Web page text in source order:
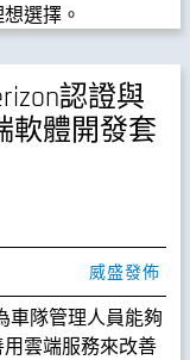
選擇。
認證與
軟體開發套
威盛發佈
車隊管理人員能夠
雲端服務來改善